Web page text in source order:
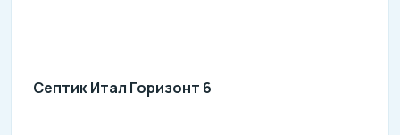
Септик Итал Горизонт 6